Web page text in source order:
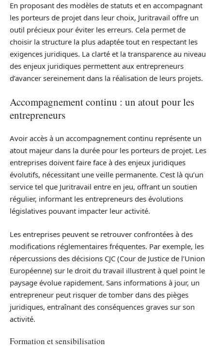
En proposant des modèles de statuts et en accompagnant
les porteurs de projet dans leur choix, Juritravail offre un
outil précieux pour éviter les erreurs. Cela permet de
choisir la structure la plus adaptée tout en respectant les
exigences juridiques. La clarté et la transparence au niveau
des enjeux juridiques permettent aux entrepreneurs
d’avancer sereinement dans la réalisation de leurs projets.
Accompagnement continu : un atout pour les
entrepreneurs
Avoir accès à un accompagnement continu représente un
atout majeur dans la durée pour les porteurs de projet. Les
entreprises doivent faire face à des enjeux juridiques
évolutifs, nécessitant une veille permanente. C’est là qu’un
service tel que Juritravail entre en jeu, offrant un soutien
régulier, informant les entrepreneurs des évolutions
législatives pouvant impacter leur activité.
Les entreprises peuvent se retrouver confrontées à des
modifications réglementaires fréquentes. Par exemple, les
répercussions des décisions CJC (Cour de Justice de l’Union
Européenne) sur le droit du travail illustrent à quel point le
paysage évolue rapidement. Sans informations à jour, un
entrepreneur peut risquer de tomber dans des pièges
juridiques, entraînant des conséquences graves sur son
activité.
Formation et sensibilisation